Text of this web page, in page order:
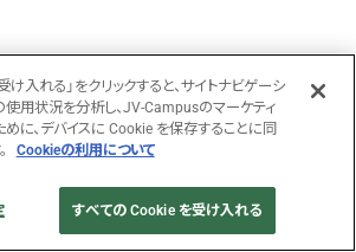
け入れる」をクリックすると、サイトナビゲーシ
使用状況を分析し、JV-Campusのマーケティ
に、デバイスに Cookie を保存することに同
Cookieの利用について
すべての Cookie を受け入れる